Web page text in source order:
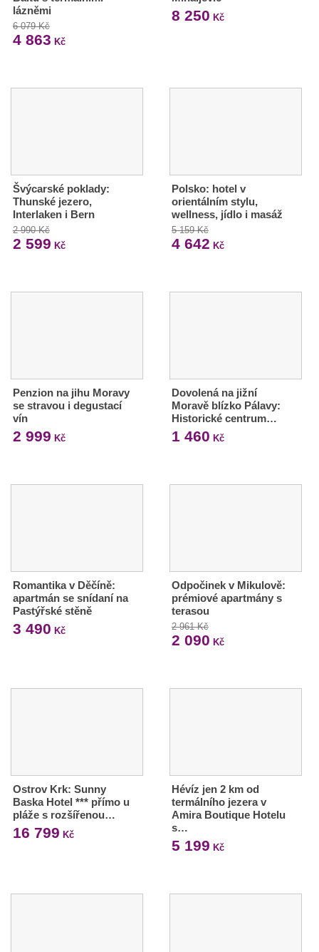
lázněmi
6 079 Kč
4 863 Kč
8 250 Kč
Švýcarské poklady:
Thunské jezero,
Interlaken i Bern
2 990 Kč
2 599 Kč
Polsko: hotel v
orientálním stylu,
wellness, jídlo i masáž
5 159 Kč
4 642 Kč
Penzion na jihu Moravy
se stravou i degustací
vín
2 999 Kč
Dovolená na jižní
Moravě blízko Pálavy:
Historické centrum…
1 460 Kč
Romantika v Děčíně:
apartmán se snídaní na
Pastýřské stěně
3 490 Kč
Odpočinek v Mikulově:
prémiové apartmány s
terasou
2 961 Kč
2 090 Kč
Ostrov Krk: Sunny
Baska Hotel *** přímo u
pláže s rozšířenou…
16 799 Kč
Hévíz jen 2 km od
termálního jezera v
Amira Boutique Hotelu
s…
5 199 Kč